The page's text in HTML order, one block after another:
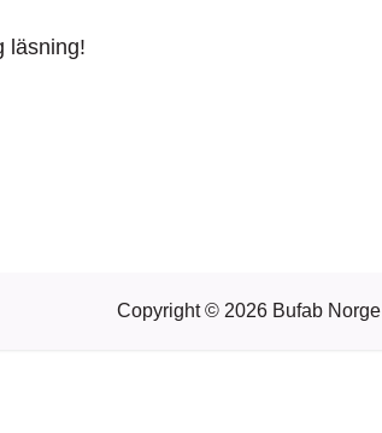
läsning!
Copyright © 2026 Bufab Norge